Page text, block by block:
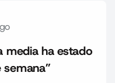
media ha estado